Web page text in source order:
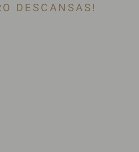
DESCANSAS!